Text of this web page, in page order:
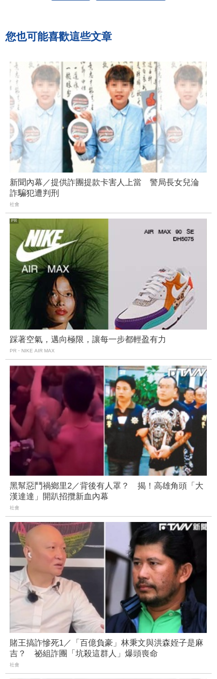
您也可能喜歡這些文章
新聞內幕／提供詐團提款卡害人上當 警局長女兒淪
詐騙犯遭判刑
社會
踩著空氣，邁向極限，讓每一步都輕盈有力
PR・NIKE AIR MAX
黑幫惡鬥禍鄉里2／背後有人罩？ 揭！高雄角頭「大
漢達達」開趴招攬新血內幕
社會
賭王搞詐慘死1／「百億負豪」林秉文與洪森姪子是麻
吉？ 祕組詐團「坑殺這群人」爆頭喪命
社會